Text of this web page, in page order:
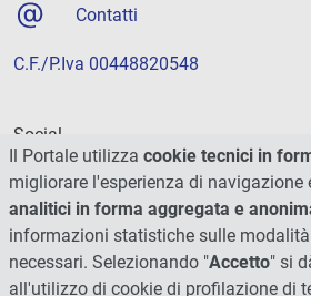
Contatti
C.F./P.Iva 00448820548
Social
Il Portale utilizza cookie tecnici in
migliorare l'esperienza di navigazione
analitici in forma aggregata e
informazioni statistiche sulle
necessari. Selezionando "Accetto" si
all'utilizzo di cookie di profilazione di